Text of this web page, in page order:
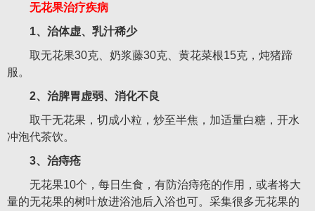
无花果治疗疾病
1、治体虚、乳汁稀少
取无花果30克、奶浆藤30克、黄花菜根15克，炖猪蹄
服。
2、治脾胃虚弱、消化不良
取干无花果，切成小粒，炒至半焦，加适量白糖，开水
冲泡代茶饮。
3、治痔疮
无花果10个，每日生食，有防治痔疮的作用，或者将大
量的无花果的树叶放进浴池后入浴也可。采集很多无花果的